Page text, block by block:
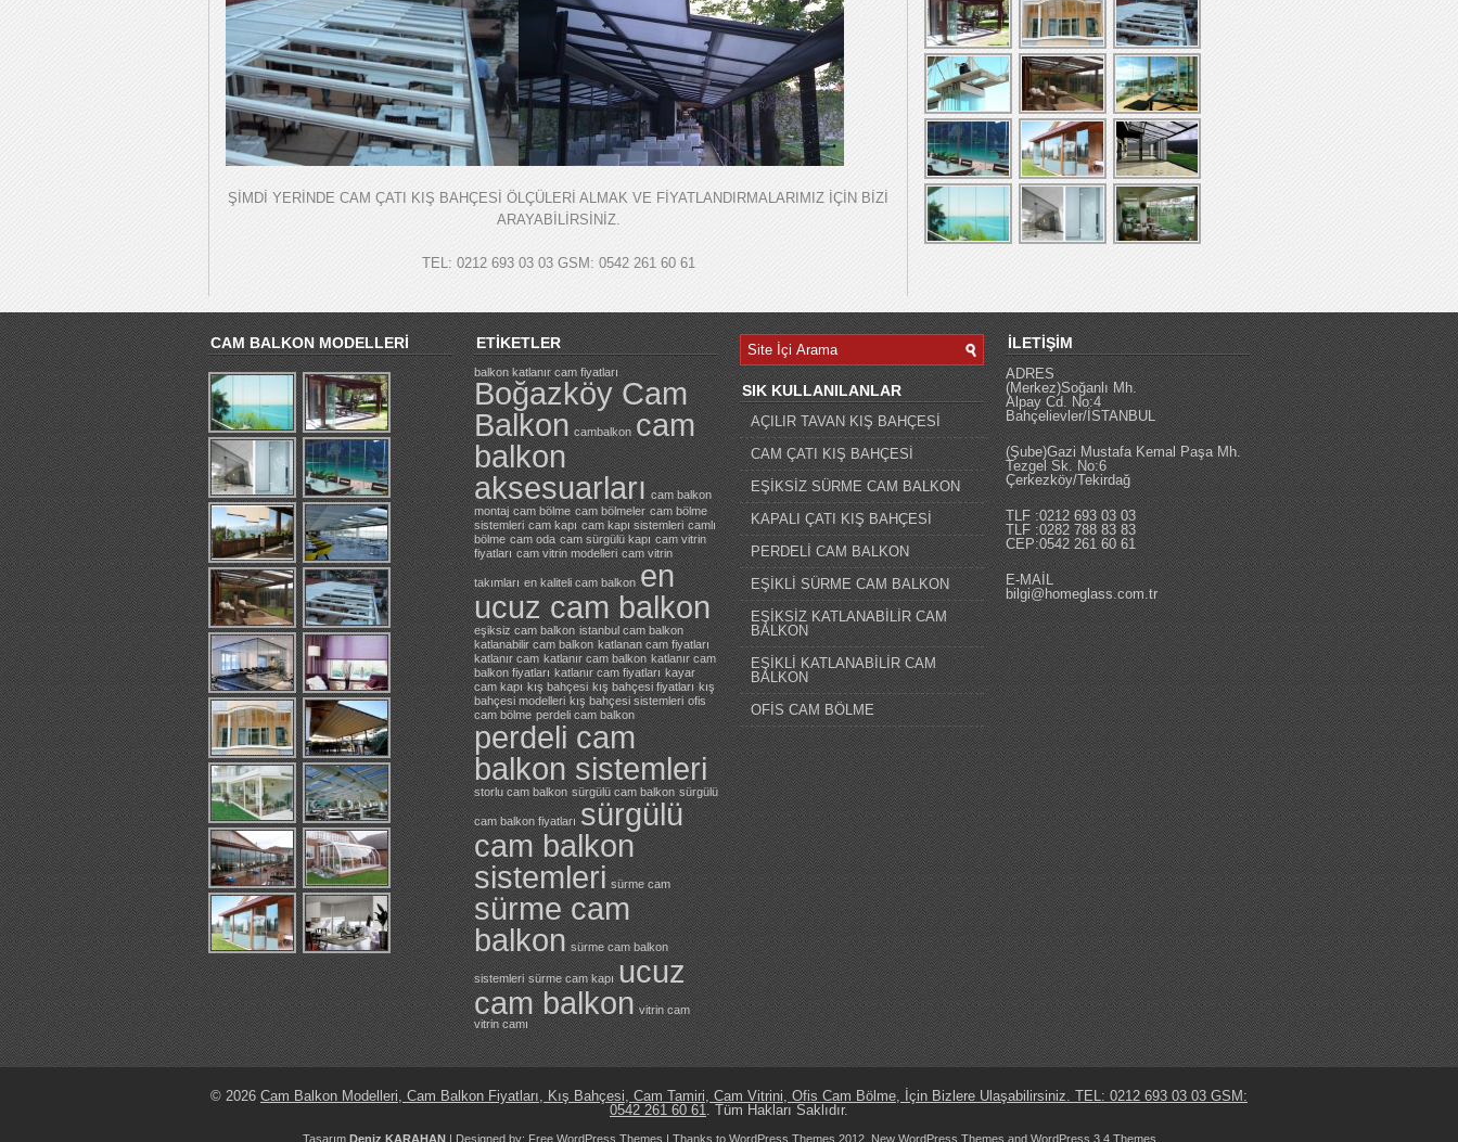
ŞİMDİ YERİNDE CAM ÇATI KIŞ BAHÇESİ ÖLÇÜLERİ ALMAK VE FİYATLANDIRMALARIMIZ İÇİN BİZİ
ARAYABİLİRSİNİZ.
TEL: 0212 693 03 03 GSM: 0542 261 60 61
CAM BALKON MODELLERİ ETIKETLER
balkon katlanır cam fiyatları
Boğazköy Cam
Balkon cambalkon cam
balkon
aksesuarları cam balkon
montaj cam bölme cam bölmeler cam bölme
sistemleri cam kapı cam kapı sistemleri camlı
bölme cam oda cam sürgülü kapı cam vitrin
fiyatları cam vitrin modelleri cam vitrin
takımları en kaliteli cam balkon en
ucuz cam balkon
eşiksiz cam balkon istanbul cam balkon
katlanabilir cam balkon katlanan cam fiyatları
katlanır cam katlanır cam balkon katlanır cam
balkon fiyatları katlanır cam fiyatları kayar
cam kapı kış bahçesi kış bahçesi fiyatları kış
bahçesi modelleri kış bahçesi sistemleri ofis
cam bölme perdeli cam balkon
perdeli cam
balkon sistemleri
storlu cam balkon sürgülü cam balkon sürgülü
cam balkon fiyatları sürgülü
cam balkon
sistemleri sürme cam
sürme cam
balkon sürme cam balkon
sistemleri sürme cam kapı ucuz
cam balkon vitrin cam
vitrin camı
SIK KULLANILANLAR
AÇILIR TAVAN KIŞ BAHÇESİ
CAM ÇATI KIŞ BAHÇESİ
EŞİKSİZ SÜRME CAM BALKON
KAPALI ÇATI KIŞ BAHÇESİ
PERDELİ CAM BALKON
EŞİKLİ SÜRME CAM BALKON
EŞİKSİZ KATLANABİLİR CAM
BALKON
EŞİKLİ KATLANABİLİR CAM
BALKON
OFİS CAM BÖLME
İLETİŞİM
ADRES
(Merkez)Soğanlı Mh.
Alpay Cd. No:4
Bahçelievler/İSTANBUL
(Şube)Gazi Mustafa Kemal Paşa Mh.
Tezgel Sk. No:6
Çerkezköy/Tekirdağ
TLF :0212 693 03 03
TLF :0282 788 83 83
CEP:0542 261 60 61
E-MAİL
bilgi@homeglass.com.tr
© 2026 Cam Balkon Modelleri, Cam Balkon Fiyatları, Kış Bahçesi, Cam Tamiri, Cam Vitrini, Ofis Cam Bölme, İçin Bizlere Ulaşabilirsiniz. TEL: 0212 693 03 03 GSM:
0542 261 60 61. Tüm Hakları Saklıdır.
Tasarım Deniz KARAHAN| Designed by: Free WordPress Themes | Thanks to WordPress Themes 2012, New WordPress Themes and WordPress 3.4 Themes